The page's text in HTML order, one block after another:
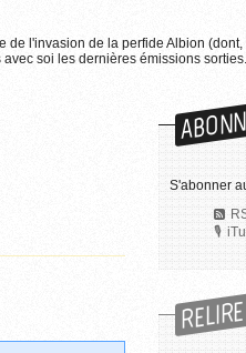
l'invasion de la perfide Albion
soi les dernières émissions sorties.
S'abonner
RELIRE